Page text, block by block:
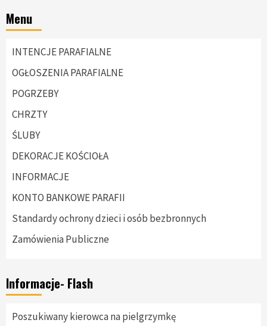
Menu
INTENCJE PARAFIALNE
OGŁOSZENIA PARAFIALNE
POGRZEBY
CHRZTY
ŚLUBY
DEKORACJE KOŚCIOŁA
INFORMACJE
KONTO BANKOWE PARAFII
Standardy ochrony dzieci i osób bezbronnych
Zamówienia Publiczne
Informacje- Flash
Poszukiwany kierowca na pielgrzymkę